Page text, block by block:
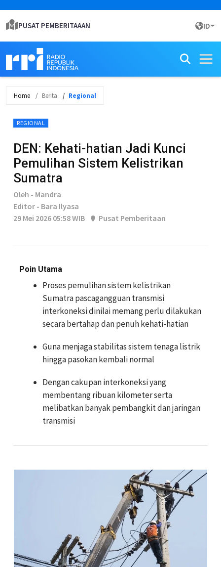
PUSAT PEMBERITAAAN ID
Home Berita Regional
REGIONAL
DEN: Kehati-hatian Jadi Kunci
Pemulihan Sistem Kelistrikan
Sumatra
Oleh - Mandra
Editor - Bara Ilyasa
29 Mei 2026 05:58 WIB
Pusat Pemberitaan
Poin Utama
Proses pemulihan sistem kelistrikan
Sumatra pascagangguan transmisi
interkoneksi dinilai memang perlu dilakukan
secara bertahap dan penuh kehati-hatian
Guna menjaga stabilitas sistem tenaga listrik
hingga pasokan kembali normal
Dengan cakupan interkoneksi yang
membentang ribuan kilometer serta
melibatkan banyak pembangkit dan jaringan
transmisi